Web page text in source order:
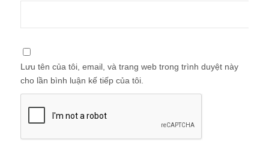
Lưu tên của tôi, email, và trang web trong trình duyệt này
cho lần bình luận kế tiếp của tôi.